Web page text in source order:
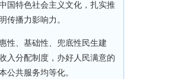
国特色社会主义文化，扎实推
传播力影响力。
性、基础性、兜底性民生建
入分配制度，办好人民满意的
公共服务均等化。